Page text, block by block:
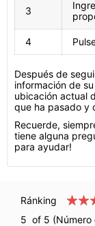
3
4
Después de
información de
ubicación actual
que ha pasado y
Recuerde,
tiene alguna
para ayudar!
Ránking
5 of 5 (Número